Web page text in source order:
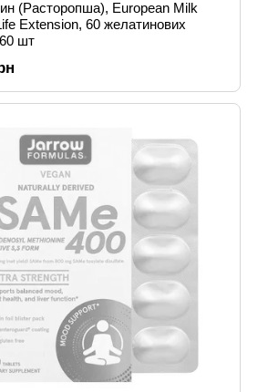
(Расторопша), European Milk
Extension, 60 желатинових
шт